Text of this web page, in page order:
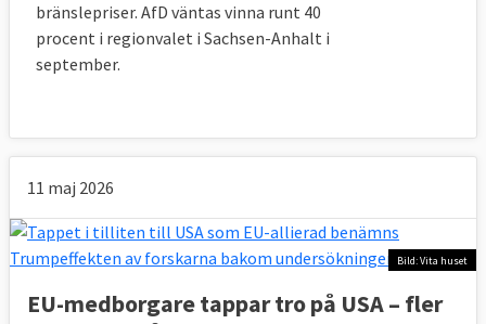
bränslepriser. AfD väntas vinna runt 40
procent i regionvalet i Sachsen-Anhalt i
september.
11 maj 2026
Bild: Vita huset
EU-medborgare tappar tro på USA – fler